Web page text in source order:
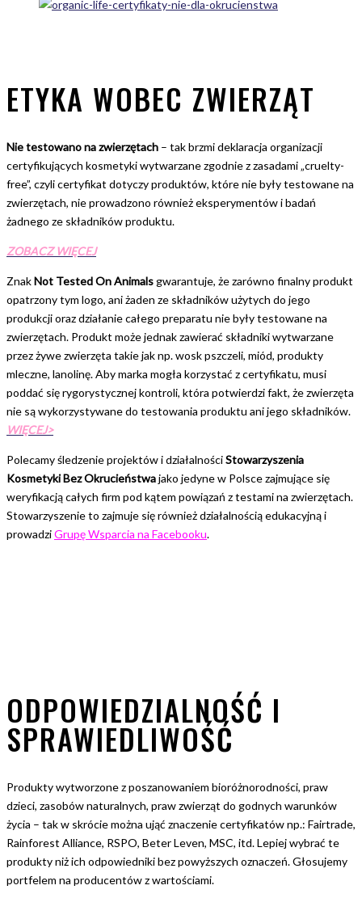
ETYKA WOBEC ZWIERZĄT
Nie testowano na zwierzętach – tak brzmi deklaracja organizacji
certyfikujących kosmetyki wytwarzane zgodnie z zasadami „cruelty-
free”, czyli certyfikat dotyczy produktów, które nie były testowane na
zwierzętach, nie prowadzono również eksperymentów i badań
żadnego ze składników produktu.
ZOBACZ WIĘCEJ
ZnakNot Tested On Animalsgwarantuje, że zarówno finalny produkt
opatrzony tym logo, ani żaden ze składników użytych do jego
produkcji oraz działanie całego preparatu nie były testowane na
zwierzętach. Produkt może jednak zawierać składniki wytwarzane
przez żywe zwierzęta takie jak np. wosk pszczeli, miód, produkty
mleczne, lanolinę. Aby marka mogła korzystać z certyfikatu, musi
poddać się rygorystycznej kontroli, która potwierdzi fakt, że zwierzęta
nie są wykorzystywane do testowania produktu ani jego składników.
WIĘCEJ>
Polecamy śledzenie projektów i działalnościStowarzyszenia
Kosmetyki Bez Okrucieństwajako jedyne w Polsce zajmujące się
weryfikacją całych firm pod kątem powiązań z testami na zwierzętach.
Stowarzyszenie to zajmuje się również działalnością edukacyjną i
prowadziGrupę Wsparcia na Facebooku.
ODPOWIEDZIALNOŚĆ I
SPRAWIEDLIWOŚĆ
Produkty wytworzone z poszanowaniem bioróżnorodności, praw
dzieci, zasobów naturalnych, praw zwierząt do godnych warunków
życia – tak w skrócie można ująć znaczenie certyfikatów np.: Fairtrade,
Rainforest Alliance, RSPO, Beter Leven, MSC, itd. Lepiej wybrać te
produkty niż ich odpowiedniki bez powyższych oznaczeń. Głosujemy
portfelem na producentów z wartościami.